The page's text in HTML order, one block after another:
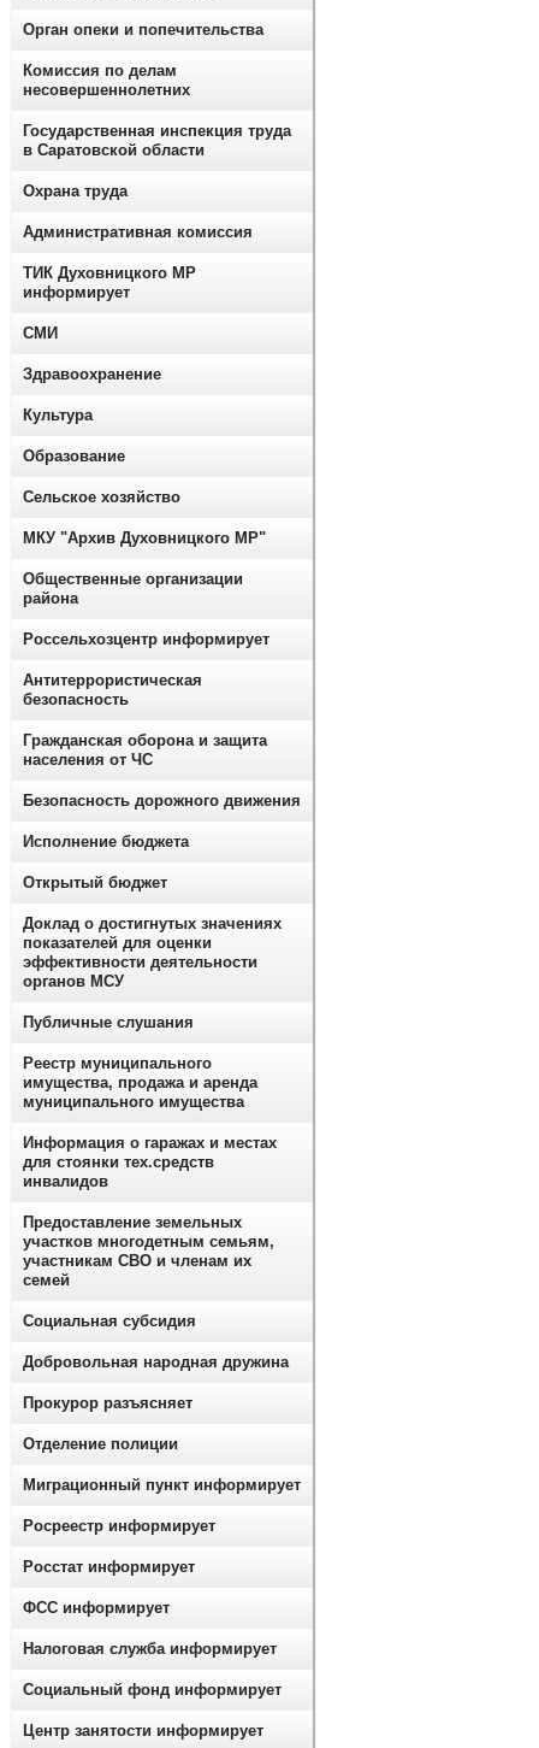
Орган опеки и попечительства
Комиссия по делам
несовершеннолетних
Государственная инспекция труда
в Саратовской области
Охрана труда
Административная комиссия
ТИК Духовницкого МР
информирует
СМИ
Здравоохранение
Культура
Образование
Сельское хозяйство
МКУ "Архив Духовницкого МР"
Общественные организации
района
Россельхозцентр информирует
Антитеррористическая
безопасность
Гражданская оборона и защита
населения от ЧС
Безопасность дорожного движения
Исполнение бюджета
Открытый бюджет
Доклад о достигнутых значениях
показателей для оценки
эффективности деятельности
органов МСУ
Публичные слушания
Реестр муниципального
имущества, продажа и аренда
муниципального имущества
Информация о гаражах и местах
для стоянки тех.средств
инвалидов
Предоставление земельных
участков многодетным семьям,
участникам СВО и членам их
семей
Социальная субсидия
Добровольная народная дружина
Прокурор разъясняет
Отделение полиции
Миграционный пункт информирует
Росреестр информирует
Росстат информирует
ФСС информирует
Налоговая служба информирует
Социальный фонд информирует
Центр занятости информирует